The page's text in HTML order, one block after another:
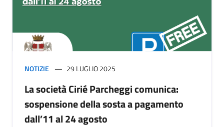
NOTIZIE 29 LUGLIO 2025
La società Cirié Parcheggi comunica:
sospensione della sosta a pagamento
dall’11 al 24 agosto